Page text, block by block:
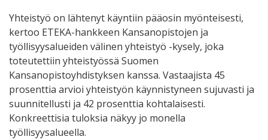
Yhteistyö on lähtenyt käyntiin pääosin myönteisesti,
kertoo ETEKA-hankkeen Kansanopistojen ja
työllisyysalueiden välinen yhteistyö -kysely, joka
toteutettiin yhteistyössä Suomen
Kansanopistoyhdistyksen kanssa. Vastaajista 45
prosenttia arvioi yhteistyön käynnistyneen sujuvasti ja
suunnitellusti ja 42 prosenttia kohtalaisesti.
Konkreettisia tuloksia näkyy jo monella
työllisyysalueella.